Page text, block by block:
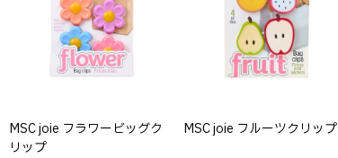
MSC joie フラワービッグク
リップ
MSC joie フルーツクリップ